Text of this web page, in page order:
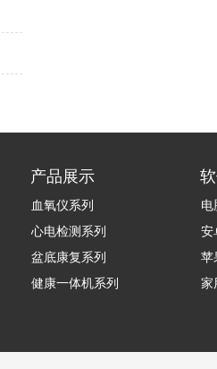
产品展示
血氧仪系列
心电检测系列
盆底康复系列
健康一体机系列
电
安
苹
家